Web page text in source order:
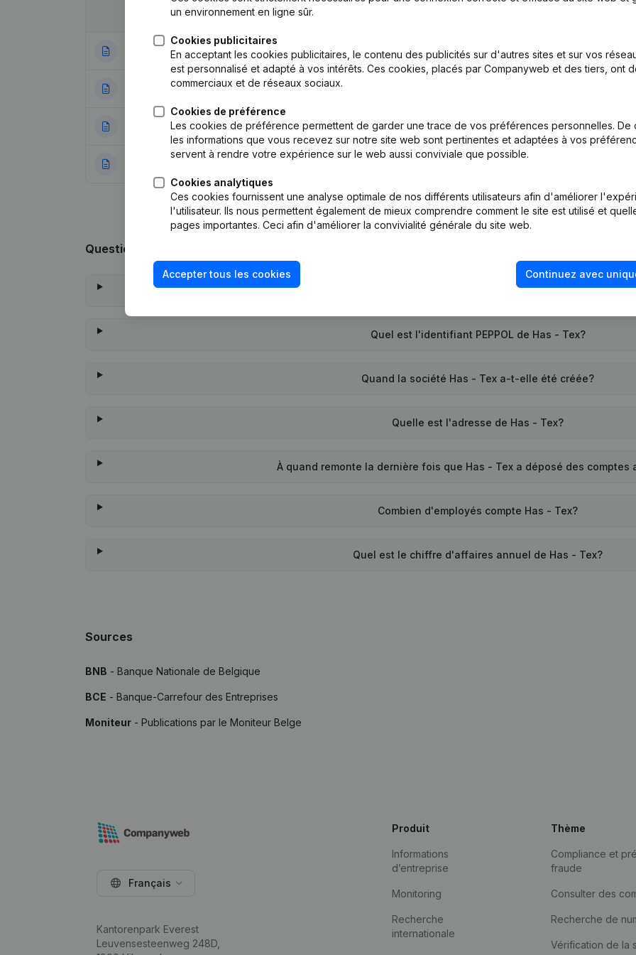
Publication
25-01-2024 Modification(s) Statuts(NL)
18-01-2023 Demissions - Nominations
24-01-1995 Nomination(NL)
Constitution
Questions fréquemment posées
Quel est le numéro de TVA de Has - Tex?
Quel est l'identifiant PEPPOL de Has - Tex?
Quand la société Has - Tex a-t-elle été créée?
Quelle est l'adresse de Has - Tex?
À quand remonte la dernière fois que Has - Tex a déposé des comptes
Combien d'employés compte Has - Tex?
Quel est le chiffre d'affaires annuel de Has - Tex?
Sources
BNB - Banque Nationale de Belgique
BCE - Banque-Carrefour des Entreprises
Moniteur - Publications par le Moniteur Belge
un environnement en ligne sûr.
Cookies publicitaires
En acceptant les cookies publicitaires, le contenu des publicités sur d'autres sites et sur vos
est personnalisé et adapté à vos intérêts. Ces cookies, placés par Companyweb et des tiers, ont
commerciaux et de réseaux sociaux.
Cookies de préférence
Les cookies de préférence permettent de garder une trace de vos préférences personnelles. De
les informations que vous recevez sur notre site web sont pertinentes et adaptées à vos
servent à rendre votre expérience sur le web aussi conviviale que possible.
Cookies analytiques
Ces cookies fournissent une analyse optimale de nos différents utilisateurs afin d'améliorer
l'utilisateur. Ils nous permettent également de mieux comprendre comment le site est utilisé et
pages importantes. Ceci afin d'améliorer la convivialité générale du site web.
Accepter tous les cookies Continuez avec
Français
Kantorenpark Everest
Leuvensesteenweg 248D,
Produit
Informations
d’entreprise
Monitoring
Recherche
internationale
Thème
Compliance et
fraude
Consulter des
Recherche de
Vérification de la